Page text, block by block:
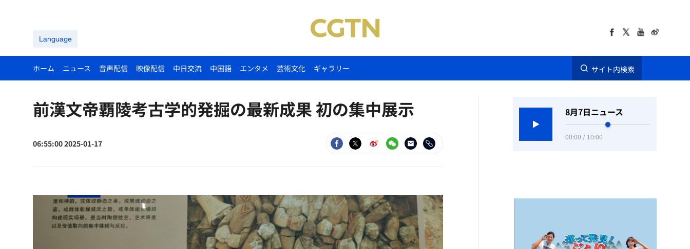
Language
ホーム ニュース 音声配信 映像配信 中日交流 中国語 エンタメ 芸術文化 ギャラリー サイト内検索
前漢文帝覇陵考古学的発掘の最新成果 初の集中展示
06:55:00 2025-01-17
8月7日ニュース
00:00 / 10:00